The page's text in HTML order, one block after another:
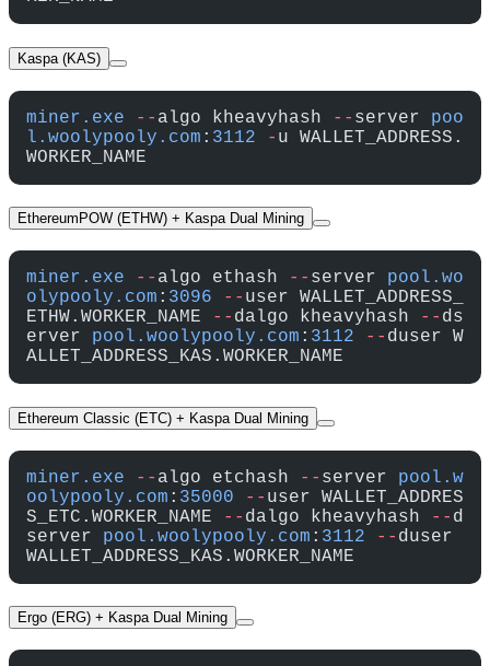
Kaspa (KAS)
miner.exe -- algo kheavyhash -- server poo
l.woolypooly.com : 3112 - u WALLET_ADDRESS.
WORKER_NAME
EthereumPOW (ETHW) + Kaspa Dual Mining
miner.exe -- algo ethash -- server pool.wo
olypooly.com : 3096 -- user WALLET_ADDRESS_
ETHW.WORKER_NAME
-- dalgo kheavyhash -- ds
erver pool.woolypooly.com : 3112 -- duser W
ALLET_ADDRESS_KAS.WORKER_NAME
Ethereum Classic (ETC) + Kaspa Dual Mining
miner.exe -- algo etchash -- server pool.w
oolypooly.com : 35000 -- user WALLET_ADDRES
S_ETC.WORKER_NAME
-- dalgo kheavyhash -- d
server pool.woolypooly.com : 3112 -- duser
WALLET_ADDRESS_KAS.WORKER_NAME
Ergo (ERG) + Kaspa Dual Mining